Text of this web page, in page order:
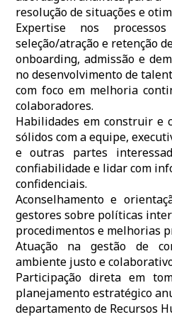
resolução de situações e
Expertise nos
seleção/atração e retenção
onboarding, admissão e
no desenvolvimento de
com foco em melhoria
colaboradores.
Habilidades em construir e
sólidos com a equipe,
e outras partes
confiabilidade e lidar com
confidenciais.
Aconselhamento e
gestores sobre políticas
procedimentos e melhorias
Atuação na gestão de
ambiente justo e
Participação direta em
planejamento estratégico
departamento de Recursos